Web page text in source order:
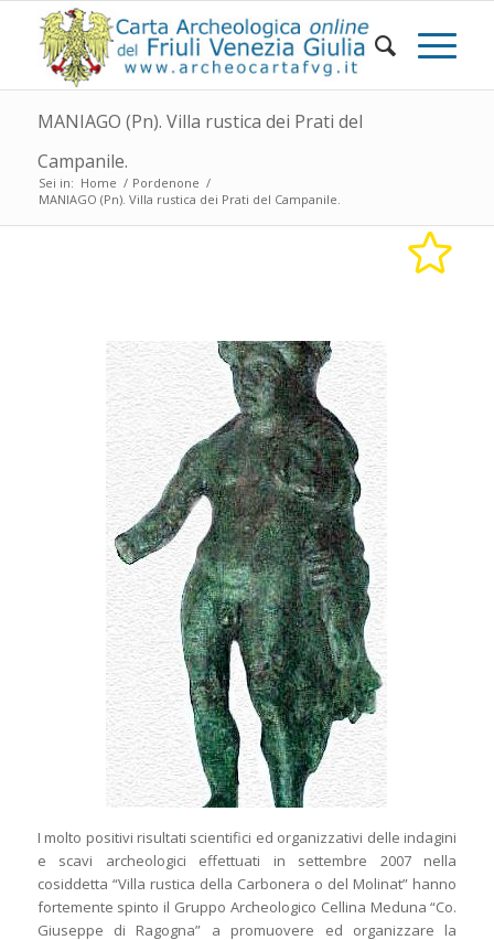
MANIAGO (Pn). Villa rustica dei Prati del
Campanile.
Sei in: Home / Pordenone /
MANIAGO (Pn). Villa rustica dei Prati del Campanile.
I molto positivi risultati scientifici ed organizzativi delle indagini
e scavi archeologici effettuati in settembre 2007 nella
cosiddetta “Villa rustica della Carbonera o del Molinat” hanno
fortemente spinto il Gruppo Archeologico Cellina Meduna “Co.
Giuseppe di Ragogna” a promuovere ed organizzare la